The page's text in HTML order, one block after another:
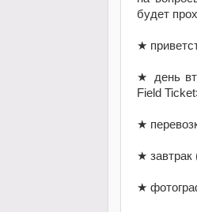
будет
★
★
день
Field
★
★
★